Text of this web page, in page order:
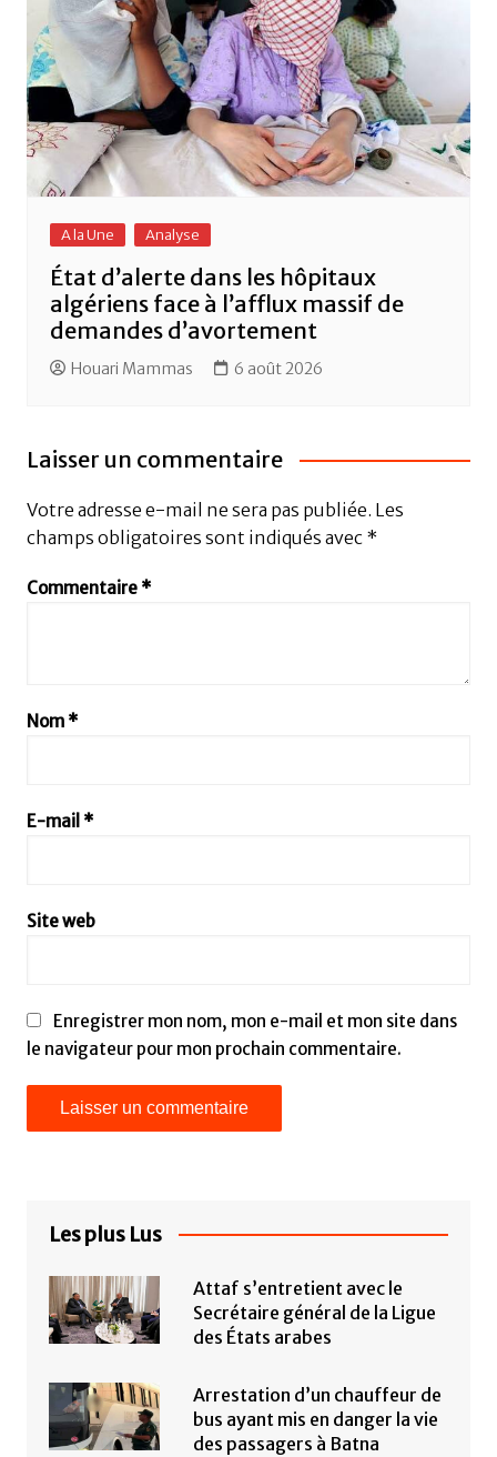
A la Une Analyse
État d’alerte dans les hôpitaux
algériens face à l’afflux massif de
demandes d’avortement
Houari Mammas 6 août 2026
Laisser un commentaire
Votre adresse e-mail ne sera pas publiée. Les
champs obligatoires sont indiqués avec *
Commentaire *
Nom *
E-mail *
Site web
Enregistrer mon nom, mon e-mail et mon site dans
le navigateur pour mon prochain commentaire.
Les plus Lus
Attaf s’entretient avec le
Secrétaire général de la Ligue
des États arabes
Arrestation d’un chauffeur de
bus ayant mis en danger la vie
des passagers à Batna